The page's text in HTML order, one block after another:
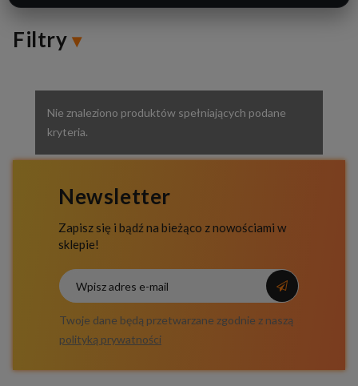
Filtry
Nie znaleziono produktów spełniających podane
kryteria.
Newsletter
Zapisz się i bądź na bieżąco z nowościami w
sklepie!
Twoje dane będą przetwarzane zgodnie z naszą
polityką prywatności